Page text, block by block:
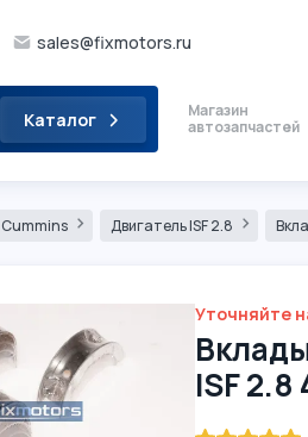
sales@fixmotors.ru
Каталог
Магазин
автозапчастей
Cummins Двигатель ISF 2.8
Уточняйте
ISF